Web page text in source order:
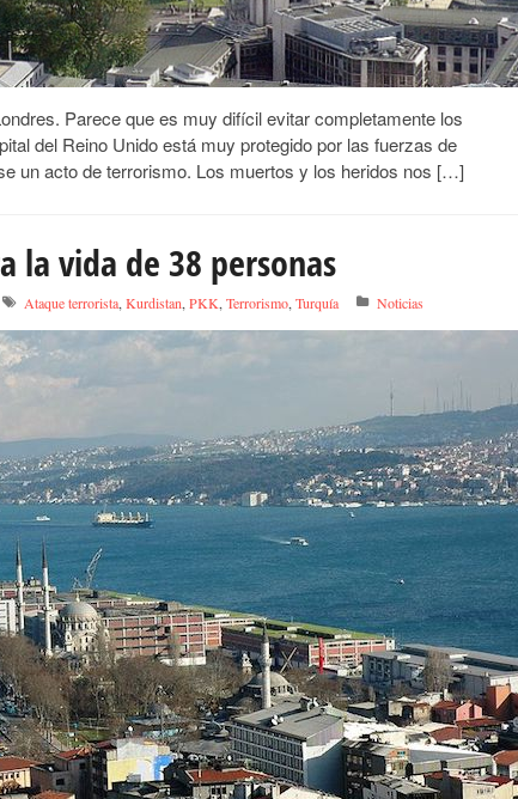
Parece que es muy difícil evitar completamente los
del Reino Unido está muy protegido por las fuerzas de
un acto de terrorismo. Los muertos y los heridos nos […]
la vida de 38 personas
Ataque terrorista, Kurdistan, PKK, Terrorismo, Turquía Noticias